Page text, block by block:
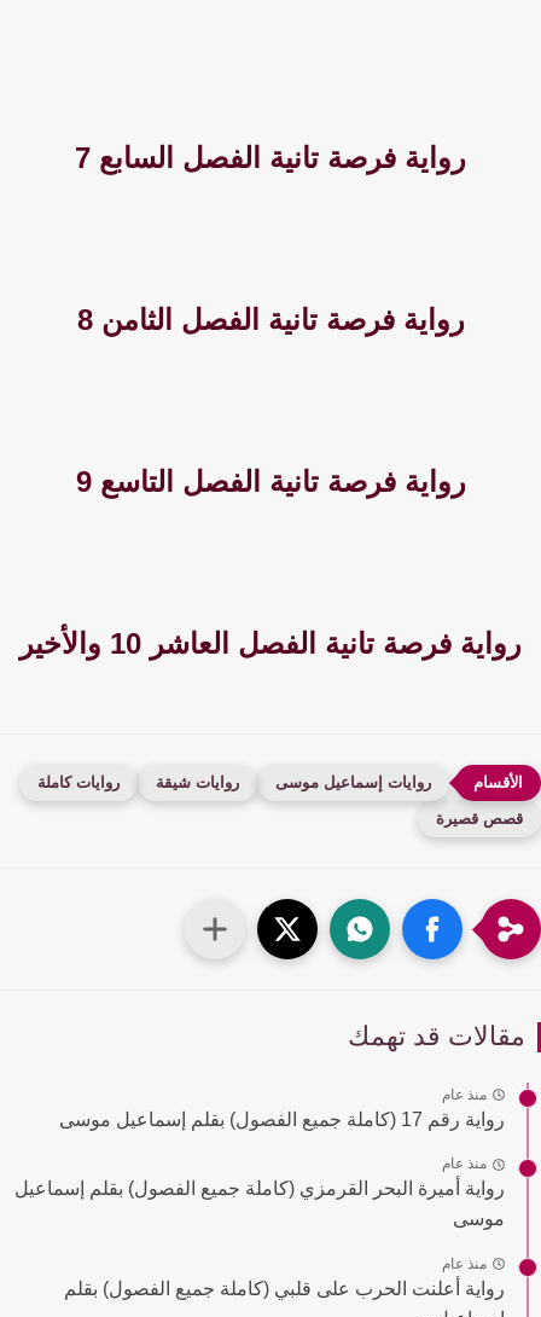
رواية فرصة تانية الفصل السابع 7
رواية فرصة تانية الفصل الثامن 8
رواية فرصة تانية الفصل التاسع 9
فرصة تانية الفصل العاشر 10 والأخير
روايات إسماعيل موسى روايات شيقة
روايات كاملة
قصيرة
قد تهمك
منذ عام
رواية رقم 17 (كاملة جميع الفصول) بقلم إسماعيل موسى
منذ عام
رواية أميرة البحر القرمزي (كاملة جميع الفصول) بقلم إسماعيل
موسى
منذ عام
رواية أعلنت الحرب على قلبي (كاملة جميع الفصول) بقلم